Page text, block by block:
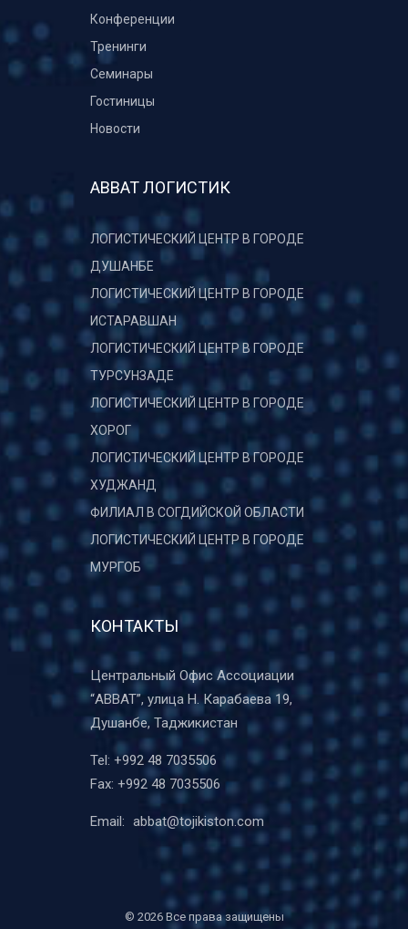
Конференции
Тренинги
Семинары
Гостиницы
Новости
АВВАТ ЛОГИСТИК
ЛОГИСТИЧЕСКИЙ ЦЕНТР В ГОРОДЕ
ДУШАНБЕ
ЛОГИСТИЧЕСКИЙ ЦЕНТР В ГОРОДЕ
ИСТАРАВШАН
ЛОГИСТИЧЕСКИЙ ЦЕНТР В ГОРОДЕ
ТУРСУНЗАДЕ
ЛОГИСТИЧЕСКИЙ ЦЕНТР В ГОРОДЕ
ХОРОГ
ЛОГИСТИЧЕСКИЙ ЦЕНТР В ГОРОДЕ
ХУДЖАНД
ФИЛИАЛ В СОГДИЙСКОЙ ОБЛАСТИ
ЛОГИСТИЧЕСКИЙ ЦЕНТР В ГОРОДЕ
МУРГОБ
КОНТАКТЫ
Центральный Офис Ассоциации
“ABBAT”, улица Н. Карабаева 19,
Душанбе, Таджикистан
Tel: +992 48 7035506
Fax: +992 48 7035506
Email: abbat@tojikiston.com
© 2026 Все права защищены